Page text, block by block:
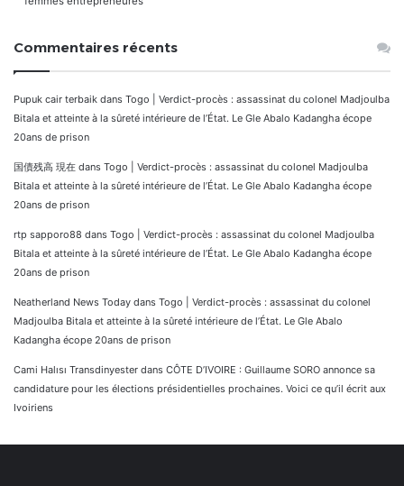
Commentaires récents
Pupuk cair terbaik dans Togo | Verdict-procès : assassinat du colonel Madjoulba
Bitala et atteinte à la sûreté intérieure de l’État. Le Gle Abalo Kadangha écope
20ans de prison
国債残高 現在 dans Togo | Verdict-procès : assassinat du colonel Madjoulba
Bitala et atteinte à la sûreté intérieure de l’État. Le Gle Abalo Kadangha écope
20ans de prison
rtp sapporo88 dans Togo | Verdict-procès : assassinat du colonel Madjoulba
Bitala et atteinte à la sûreté intérieure de l’État. Le Gle Abalo Kadangha écope
20ans de prison
Neatherland News Today dans Togo | Verdict-procès : assassinat du colonel
Madjoulba Bitala et atteinte à la sûreté intérieure de l’État. Le Gle Abalo
Kadangha écope 20ans de prison
Cami Halısı Transdinyester dans CÔTE D’IVOIRE : Guillaume SORO annonce sa
candidature pour les élections présidentielles prochaines. Voici ce qu’il écrit aux
Ivoiriens